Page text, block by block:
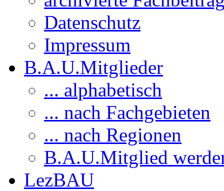
Datenschutz
Impressum
B.A.U.Mitglieder
... alphabetisch
... nach Fachgebieten
... nach Regionen
B.A.U.Mitglied
LezBAU